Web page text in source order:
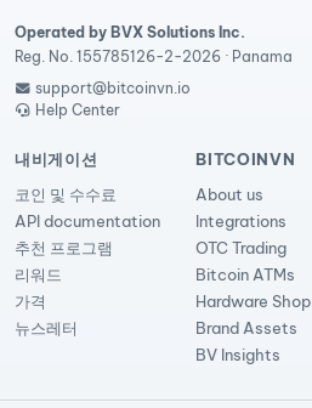
Operated by BVX Solutions Inc.
Reg. No. 155785126-2-2026 · Panama
support@bitcoinvn.io
Help Center
내비게이션
코인 및 수수료
API documentation
추천 프로그램
리워드
가격
뉴스레터
BITCOINVN
About us
Integrations
OTC Trading
Bitcoin ATMs
Hardware Shop
Brand Assets
BV Insights